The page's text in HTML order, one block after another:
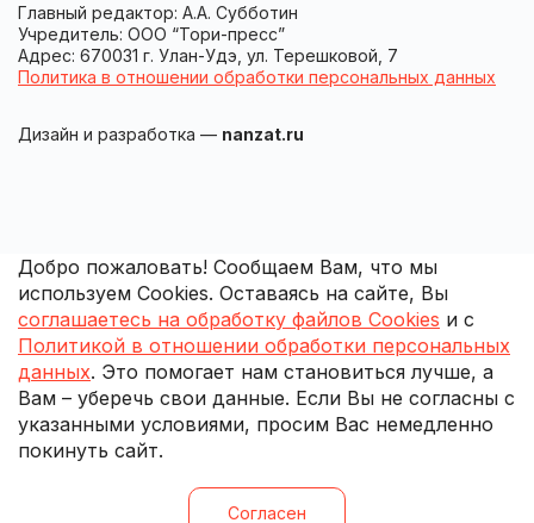
Главный редактор: А.А. Субботин
Учредитель: ООО “Тори-пресс”
Адрес: 670031 г. Улан-Удэ, ул. Терешковой, 7
Политика в отношении обработки персональных данных
Дизайн и разработка — nanzat.ru
Добро пожаловать! Сообщаем Вам, что мы
используем Cookies. Оставаясь на сайте, Вы
соглашаетесь на обработку файлов Cookies и с
Политикой в отношении обработки персональных
данных. Это помогает нам становиться лучше, а
Вам – уберечь свои данные. Если Вы не согласны с
указанными условиями, просим Вас немедленно
покинуть сайт.
Согласен